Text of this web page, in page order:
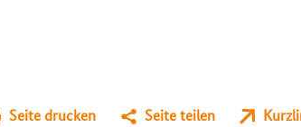
Seite drucken Seite teilen